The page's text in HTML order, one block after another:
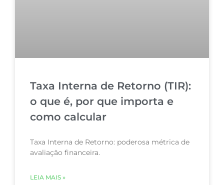
Taxa Interna de Retorno (TIR):
o que é, por que importa e
como calcular
Taxa Interna de Retorno: poderosa métrica de
avaliação financeira.
LEIA MAIS »